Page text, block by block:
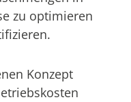
zu optimieren
Konzept